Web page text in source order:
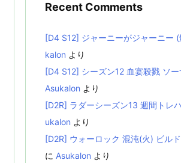
Recent Comments
[D4 S12] ジャーニーがジャーニー
kalon より
[D4 S12] シーズン12 血宴殺戮 ソ
Asukalon より
[D2R] ラダーシーズン13 週間トレ
ukalon より
[D2R] ウォーロック 混沌(火) ビル
に Asukalon より